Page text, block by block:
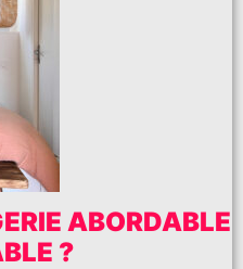
ABORDABLE
?